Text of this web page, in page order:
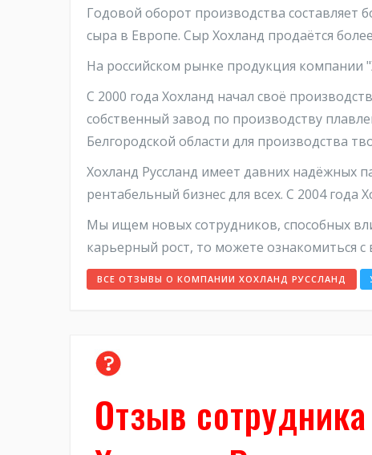
Годовой оборот производства составляет
сыра в Европе. Сыр Хохланд продаётся
На российском рынке продукция компании
С 2000 года Хохланд начал своё
собственный завод по производству
Белгородской области для производства
Хохланд Руссланд имеет давних надёжных
рентабельный бизнес для всех. С 2004
Мы ищем новых сотрудников, способных
карьерный рост, то можете ознакомиться
ВСЕ ОТЗЫВЫ О КОМПАНИИ ХОХЛАНД РУССЛАНД
Отзыв